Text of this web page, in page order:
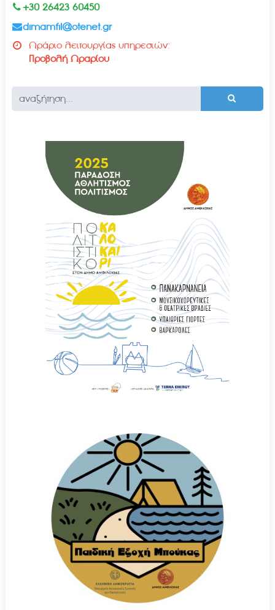
+30 26423 60450
dimamfil@otenet.gr
Ωράριο λειτουργίας υπηρεσιών:
Προβολή Ωραρίου